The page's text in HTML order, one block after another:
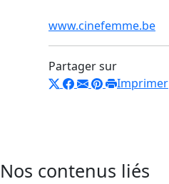
www.cinefemme.be
Partager sur
Imprimer
Nos contenus liés